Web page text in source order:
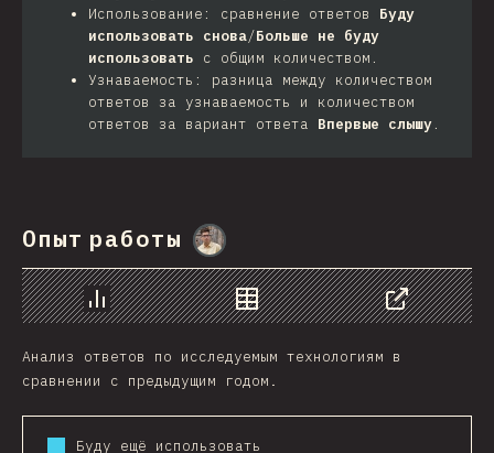
Использование: сравнение ответов Буду
использовать снова/Больше не буду
использовать с общим количеством.
Узнаваемость: разница между количеством
ответов за узнаваемость и количеством
ответов за вариант ответа Впервые слышу.
Опыт работы
График Данные
Поделиться
Анализ ответов по исследуемым технологиям в
сравнении с предыдущим годом.
Буду ещё использовать